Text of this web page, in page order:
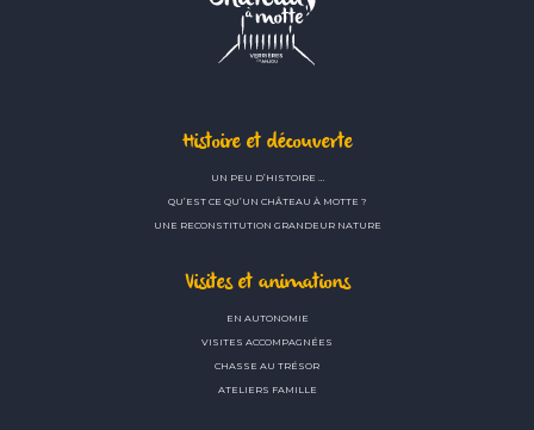
Histoire et découverte
UN PEU D’HISTOIRE …
QU’EST CE QU’UN CHÂTEAU À MOTTE ?
UNE RECONSTITUTION GRANDEUR NATURE
Visites et animations
EN AUTONOMIE
VISITES ACCOMPAGNÉES
CHASSE AU TRÉSOR
ATELIERS FAMILLE